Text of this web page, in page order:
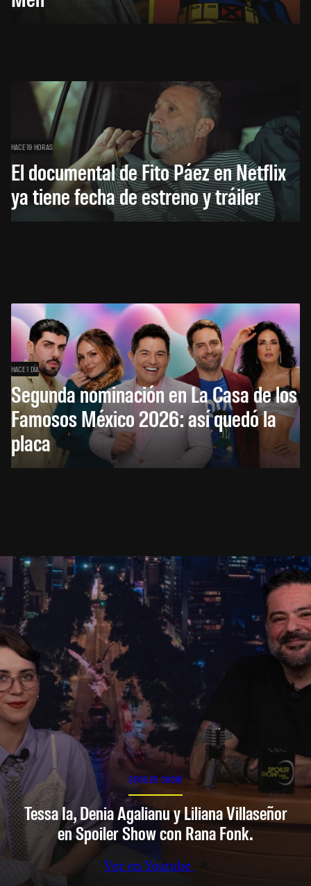
HACE 19 HORAS
El documental de Fito Páez en Netflix
ya tiene fecha de estreno y tráiler
HACE 1 DÍA
Segunda nominación en La Casa de los
Famosos México 2026: así quedó la
placa
SPOILER SHOW
Tessa Ia, Denia Agalianu y Liliana Villaseñor
en Spoiler Show con Rana Fonk.
Ver en Youtube